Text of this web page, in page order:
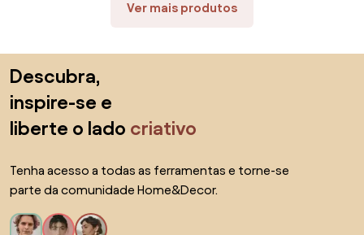
Ver mais produtos
Descubra,
inspire-se e
liberte o lado criativo
Tenha acesso a todas as ferramentas e torne-se
parte da comunidade Home&Decor.